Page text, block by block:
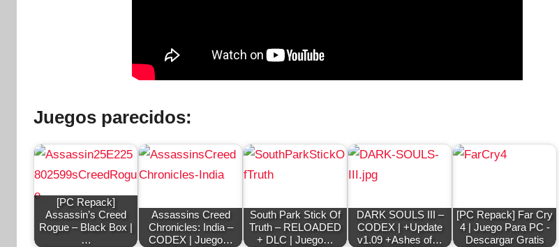
Juegos parecidos:
[PC Repack]
Assassin’s Creed
Rogue – Black Box |
…
Assassins Creed
Chronicles: India –
CODEX | Juego…
South Park Stick Of
Truth – RELOADED
+ DLC | Juego…
DARK SOULS III –
CODEX | +Update
v1.09 +Ashes of…
[PC Repack] Far Cry
4 | Juego Para PC -
Descargar Gratis